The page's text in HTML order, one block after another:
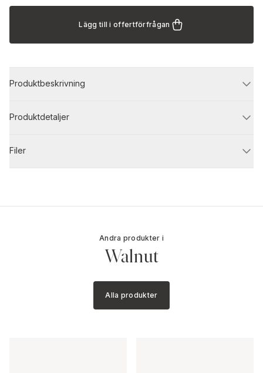
Lägg till i offertförfrågan
Produktbeskrivning
Produktdetaljer
Filer
Andra produkter i
Walnut
Alla produkter